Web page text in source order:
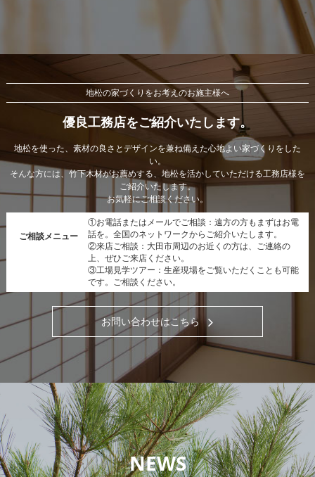
地松の家づくりをお考えのお施主様へ
優良工務店をご紹介いたします。
地松を使った、素材の良さとデザインを兼ね備えた心地よい家づくりをした
い。
そんな方には、竹下木材がお薦めする、地松を活かしていただける工務店様を
ご紹介いたします。
お気軽にご相談ください。
ご相談メニュー
①お電話またはメールでご相談：遠方の方もまずはお電
話を。全国のネットワークからご紹介いたします。
②来店ご相談：大田市周辺のお近くの方は、ご連絡の
上、ぜひご来店ください。
③工場見学ツアー：生産現場をご覧いただくことも可能
です。ご相談ください。
お問い合わせはこちら
NEWS